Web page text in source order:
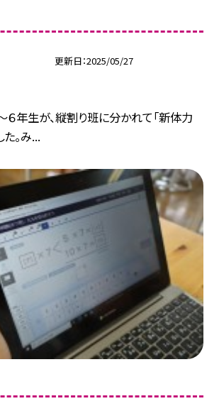
更新日 2025/05/27
～６年生が、縦割り班に分かれて「新体力
。み...